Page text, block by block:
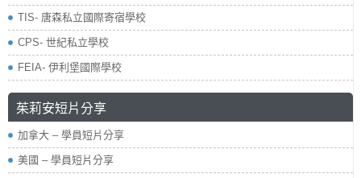
TIS- 唐森私立國際寄宿學校
CPS- 世紀私立學校
FEIA- 伊利堡國際學校
茱莉安短片分享
加拿大 – 學員短片分享
美國 – 學員短片分享